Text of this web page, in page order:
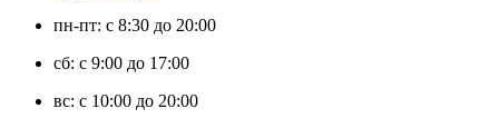
пн-пт: с 8:30 до 20:00
сб: с 9:00 до 17:00
вс: с 10:00 до 20:00